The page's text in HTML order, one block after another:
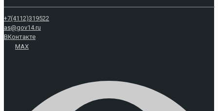
+7(4112)319522
as@gov14.ru
ВКонтакте
MAX